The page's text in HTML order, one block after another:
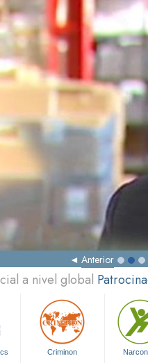
Anterior
a nivel global
Criminon